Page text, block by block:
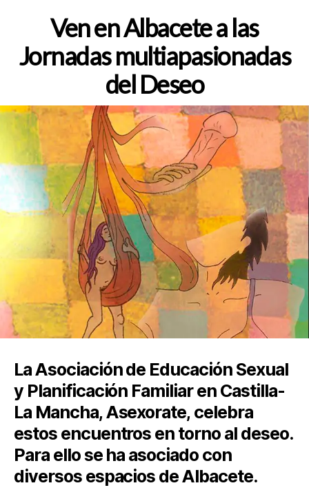
entrada
Ven en Albacete a las
Jornadas multiapasionadas
del Deseo
La Asociación de Educación Sexual
y Planificación Familiar en Castilla-
La Mancha, Asexorate, celebra
estos encuentros en torno al deseo.
Para ello se ha asociado con
diversos espacios de Albacete.